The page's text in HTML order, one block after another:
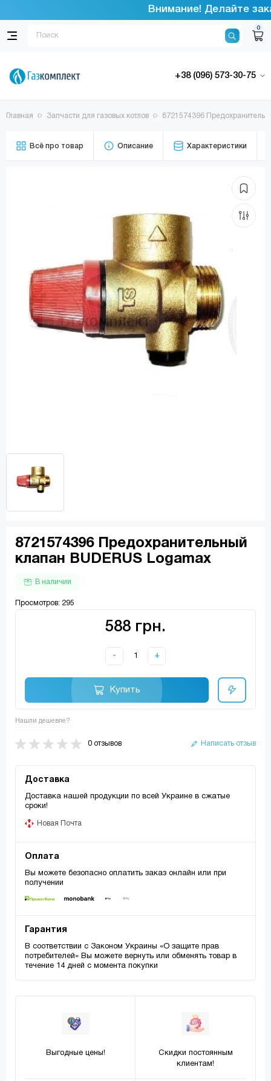
Внимание! Делайте
0
+38 (096) 573-30-75
Главная Запчасти для газовых котлов 8721574396
Всё про товар Описание Характеристики
8721574396 Предохранительный
клапан BUDERUS Logamax
В наличии
Просмотров: 295
588 грн.
- +
Купить
Нашли дешевле?
0 отзывов Написать отзыв
Доставка
Доставка нашей продукции по всей Украине в сжатые
сроки!
Новая Почта
Оплата
Вы можете безопасно оплатить заказ онлайн или при
получении
Гарантия
В соответствии с Законом Украины «О защите прав
потребителей» Вы можете вернуть или обменять товар в
течение 14 дней с момента покупки
Выгодные цены!
Скидки постоянным
клиентам!